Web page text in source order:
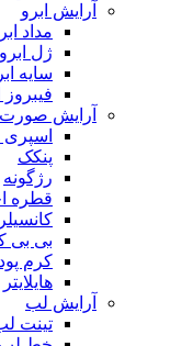
آرایش ابرو
مداد
ژل
سایه
فیبروز
آرایش صورت
پنکک
رژگونه
قطره
بی بی
کرم
هایلایتر
آرایش لب
تینت